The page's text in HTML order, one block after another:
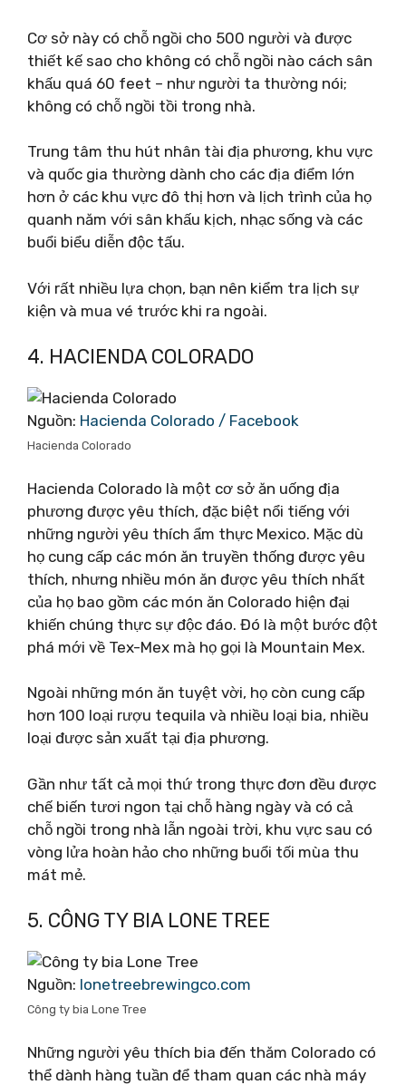
Cơ sở này có chỗ ngồi cho 500 người và được
thiết kế sao cho không có chỗ ngồi nào cách sân
khấu quá 60 feet – như người ta thường nói;
không có chỗ ngồi tồi trong nhà.
Trung tâm thu hút nhân tài địa phương, khu vực
và quốc gia thường dành cho các địa điểm lớn
hơn ở các khu vực đô thị hơn và lịch trình của họ
quanh năm với sân khấu kịch, nhạc sống và các
buổi biểu diễn độc tấu.
Với rất nhiều lựa chọn, bạn nên kiểm tra lịch sự
kiện và mua vé trước khi ra ngoài.
4. HACIENDA COLORADO
Nguồn: Hacienda Colorado / Facebook
Hacienda Colorado
Hacienda Colorado là một cơ sở ăn uống địa
phương được yêu thích, đặc biệt nổi tiếng với
những người yêu thích ẩm thực Mexico. Mặc dù
họ cung cấp các món ăn truyền thống được yêu
thích, nhưng nhiều món ăn được yêu thích nhất
của họ bao gồm các món ăn Colorado hiện đại
khiến chúng thực sự độc đáo. Đó là một bước đột
phá mới về Tex-Mex mà họ gọi là Mountain Mex.
Ngoài những món ăn tuyệt vời, họ còn cung cấp
hơn 100 loại rượu tequila và nhiều loại bia, nhiều
loại được sản xuất tại địa phương.
Gần như tất cả mọi thứ trong thực đơn đều được
chế biến tươi ngon tại chỗ hàng ngày và có cả
chỗ ngồi trong nhà lẫn ngoài trời, khu vực sau có
vòng lửa hoàn hảo cho những buổi tối mùa thu
mát mẻ.
5. CÔNG TY BIA LONE TREE
Nguồn: lonetreebrewingco.com
Công ty bia Lone Tree
Những người yêu thích bia đến thăm Colorado có
thể dành hàng tuần để tham quan các nhà máy